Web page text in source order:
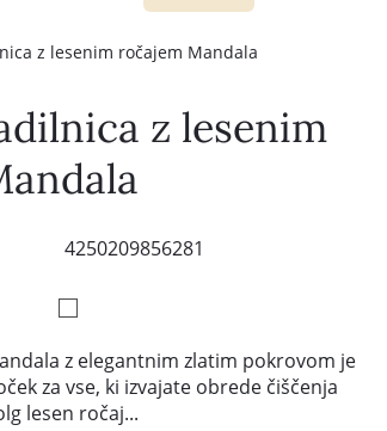
z lesenim ročajem Mandala
z lesenim
4250209856281
z elegantnim zlatim pokrovom je
za vse, ki izvajate obrede čiščenja
lesen ročaj...